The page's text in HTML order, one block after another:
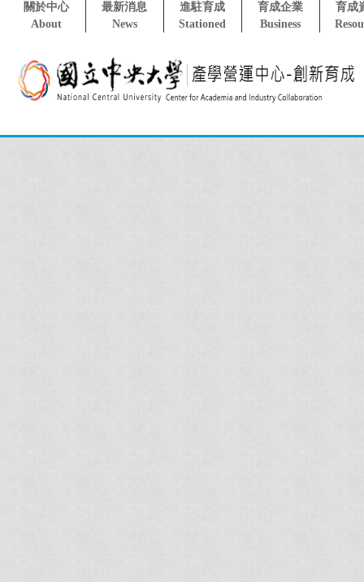
關於中心
About
最新消息
News
進駐育成
Stationed
育成企業
Business
育成